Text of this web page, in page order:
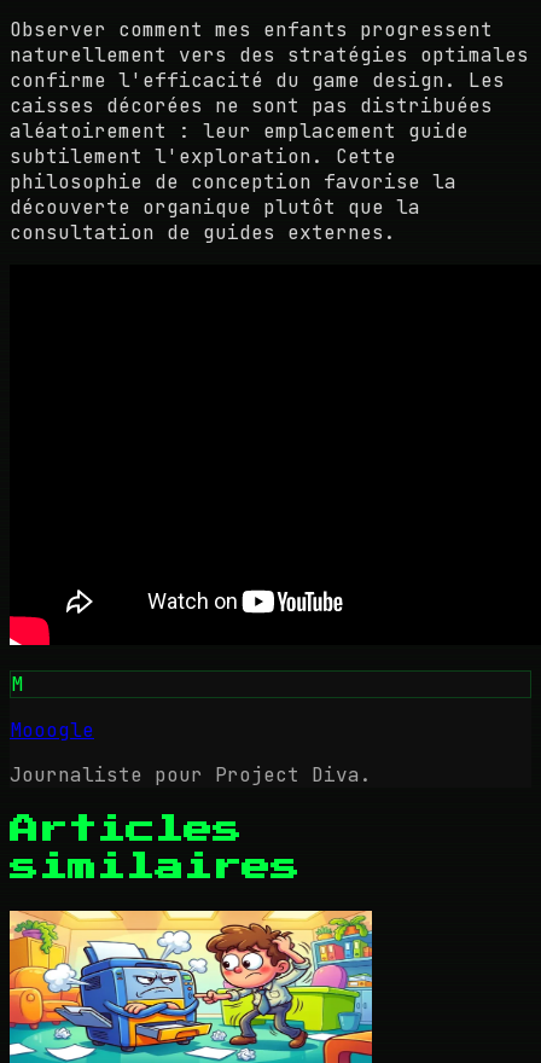
Observer comment mes enfants progressent
naturellement vers des stratégies optimales
confirme l'efficacité du game design. Les
caisses décorées ne sont pas distribuées
aléatoirement : leur emplacement guide
subtilement l'exploration. Cette
philosophie de conception favorise la
découverte organique plutôt que la
consultation de guides externes.
M
Mooogle
Journaliste pour Project Diva.
Articles
similaires